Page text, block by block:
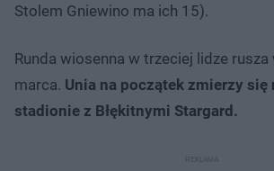
Stolem Gniewino ma ich 15).
Runda wiosenna w trzeciej lidze rusza
marca. Unia na początek zmierzy się
stadionie z Błękitnymi Stargard.